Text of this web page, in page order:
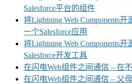
Salesforce平台的组件
将Lightning Web Components开
一个Salesforce应用
将Lightning Web Components开
Salesforce开发工具
在闪电Web组件之间通信 – 在
在闪电Web组件之间通信 – 父